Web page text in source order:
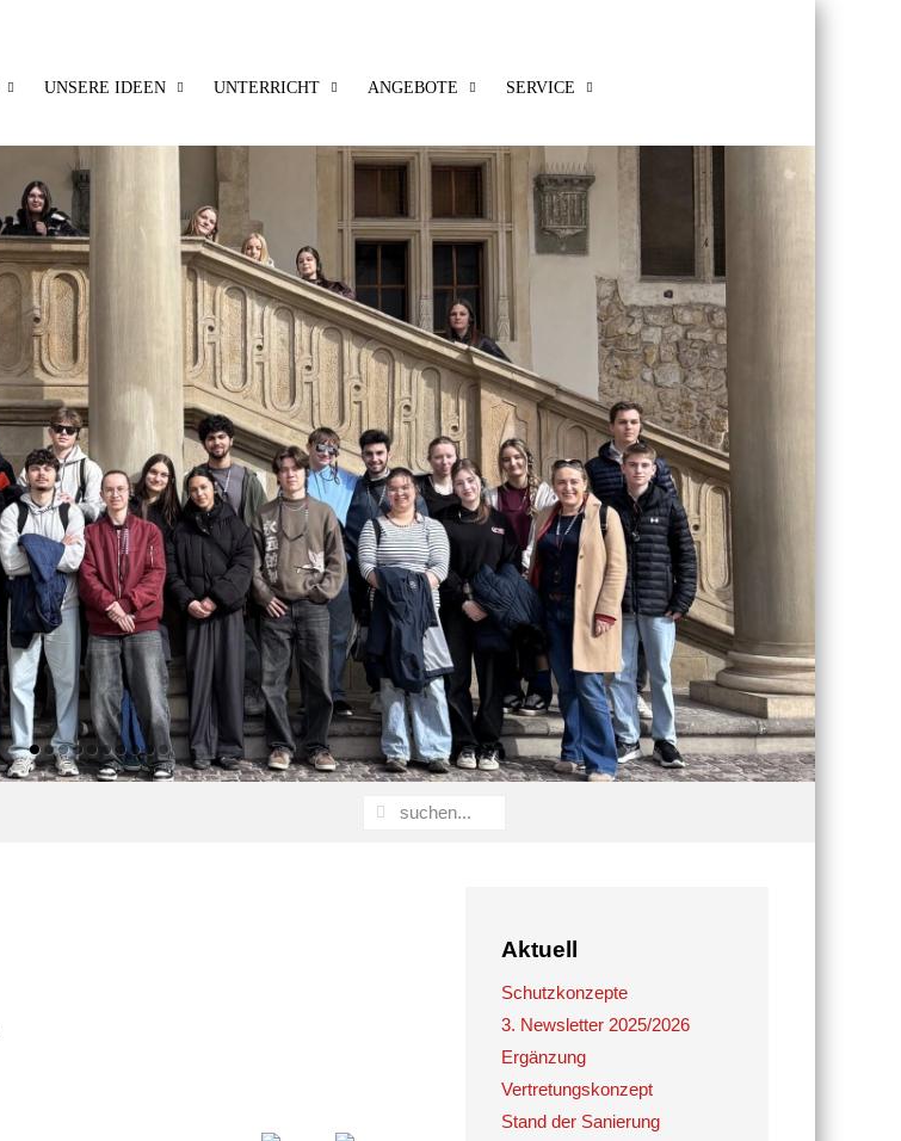
UNSERE IDEEN UNTERRICHT ANGEBOTE SERVICE
Aktuell
Schutzkonzepte
3. Newsletter 2025/2026
Ergänzung
Vertretungskonzept
Stand der Sanierung